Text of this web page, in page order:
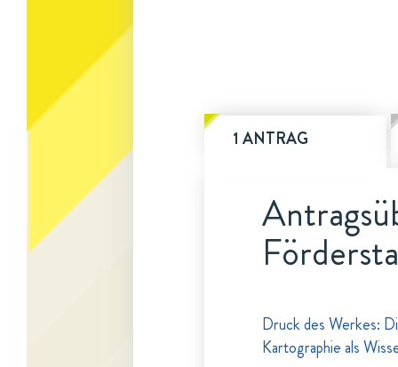
1 ANTRAG
Druck des Werkes:
Kartographie als